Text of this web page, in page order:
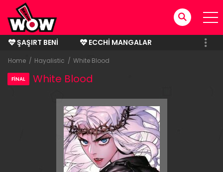
ŞAŞIRT BENI
ECCHI MANGALAR
BITMIŞ MANGALAR
Home Hayalistic White Blood
FINAL White Blood